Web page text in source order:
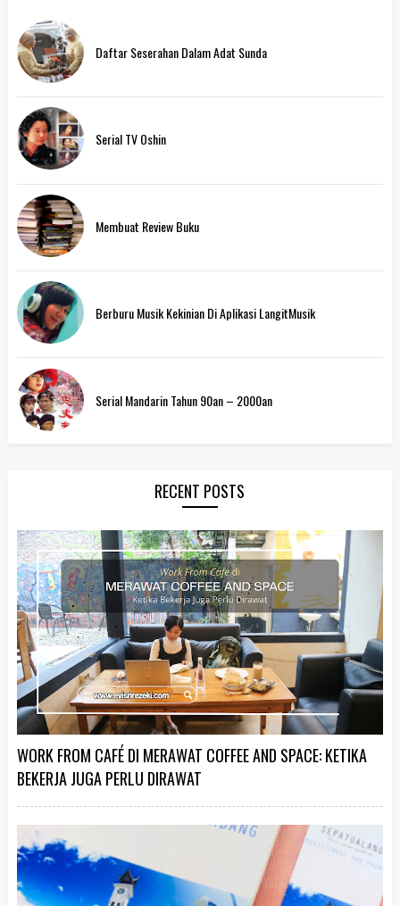
Daftar Seserahan Dalam Adat Sunda
Serial TV Oshin
Membuat Review Buku
Berburu Musik Kekinian Di Aplikasi LangitMusik
Serial Mandarin Tahun 90an – 2000an
RECENT POSTS
WORK FROM CAFÉ DI MERAWAT COFFEE AND SPACE: KETIKA
BEKERJA JUGA PERLU DIRAWAT